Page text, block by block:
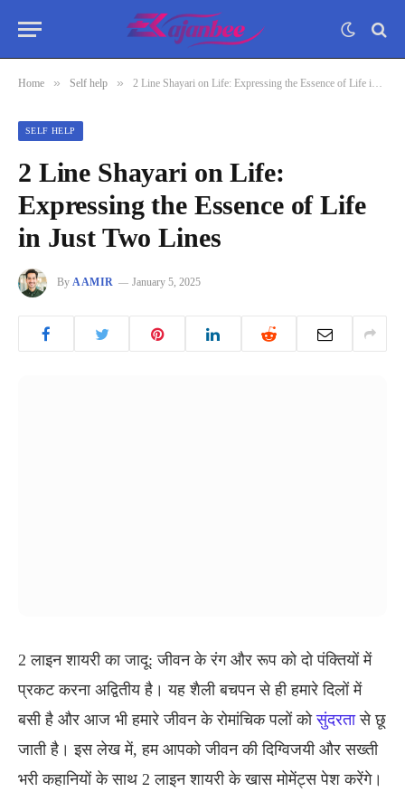
Home » Self help » 2 Line Shayari on Life: Expressing the Essence of Life in Just Two Lines
SELF HELP
2 Line Shayari on Life:
Expressing the Essence of Life
in Just Two Lines
By AAMIR January 5, 2025
2 लाइन शायरी का जादू: जीवन के रंग और रूप को दो पंक्तियों में
प्रकट करना अद्वितीय है। यह शैली बचपन से ही हमारे दिलों में
बसी है और आज भी हमारे जीवन के रोमांचिक पलों कोसुंदरतासे छू
जाती है। इस लेख में, हम आपको जीवन की दिग्विजयी और सख्ती
भरी कहानियों के साथ 2 लाइन शायरी के खास मोमेंट्स पेश करेंगे।